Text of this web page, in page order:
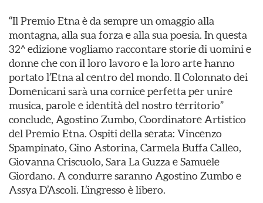
“Il Premio Etna è da sempre un omaggio alla
montagna, alla sua forza e alla sua poesia. In questa
32^ edizione vogliamo raccontare storie di uomini e
donne che con il loro lavoro e la loro arte hanno
portato l’Etna al centro del mondo. Il Colonnato dei
Domenicani sarà una cornice perfetta per unire
musica, parole e identità del nostro territorio”
conclude, Agostino Zumbo, Coordinatore Artistico
del Premio Etna. Ospiti della serata: Vincenzo
Spampinato, Gino Astorina, Carmela Buffa Calleo,
Giovanna Criscuolo, Sara La Guzza e Samuele
Giordano. A condurre saranno Agostino Zumbo e
Assya D’Ascoli. L’ingresso è libero.